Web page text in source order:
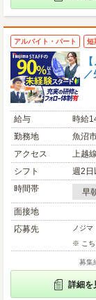
アルバイト・パート 短
給与
時給
勤務地
魚沼
アクセス
上越
シフト
週2日
時間帯
早
面接地
応募先
ノジ
※ こち
募集
詳細を